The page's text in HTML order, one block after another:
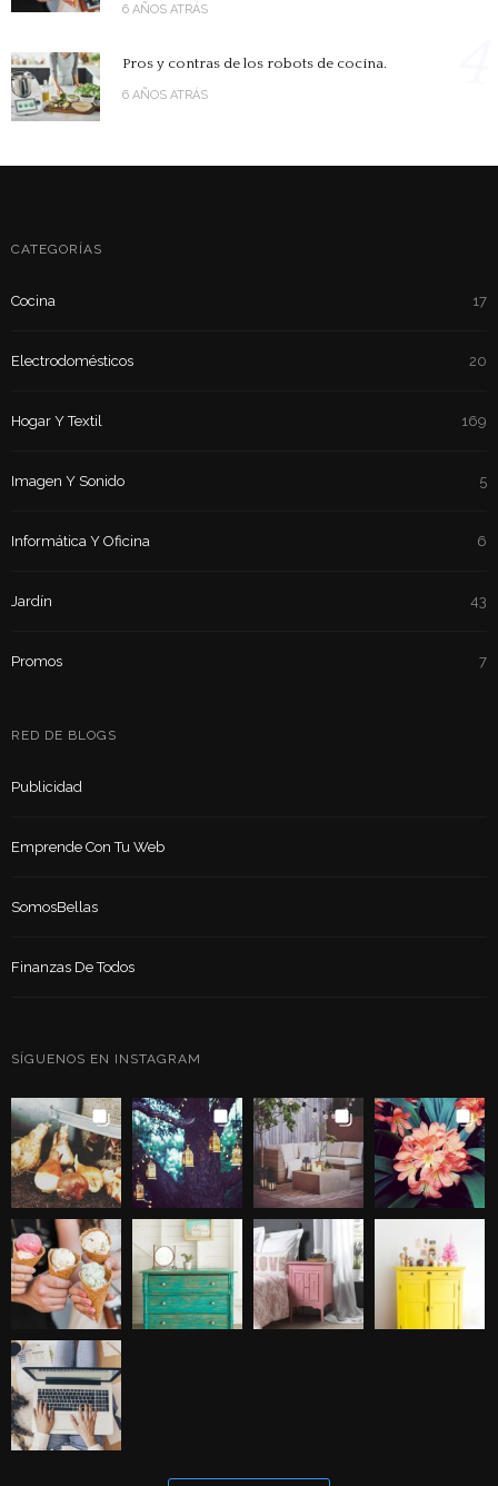
6 AÑOS ATRÁS
Pros y contras de los robots de cocina.
6 AÑOS ATRÁS
CATEGORÍAS
Cocina 17
Electrodomésticos 20
Hogar Y Textil 169
Imagen Y Sonido 5
Informática Y Oficina 6
Jardín 43
Promos 7
RED DE BLOGS
Publicidad
Emprende Con Tu Web
SomosBellas
Finanzas De Todos
SÍGUENOS EN INSTAGRAM